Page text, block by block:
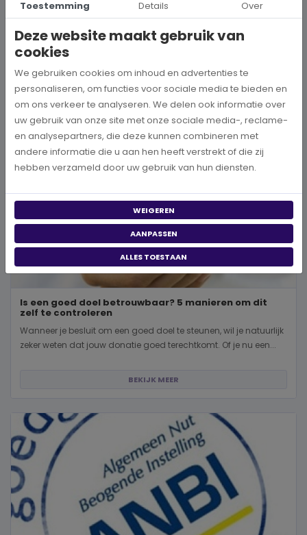
Wanneer je besluit om een steentje bij te dragen aan een betere
wereld, neem je een prachtig besluit. Jouw donatie kan het ve...
Is een goed doel betrouwbaar? 5 manieren om dit
zelf te controleren
Wanneer je besluit om een goed doel te steunen, wil je natuurlijk
zeker weten dat jouw donatie goed terechtkomt. Of je nu een...
BEKIJK MEER
Toestemming Details Over
Deze website maakt gebruik van
cookies
We gebruiken cookies om inhoud en advertenties te
personaliseren, om functies voor sociale media te bieden en
om ons verkeer te analyseren. We delen ook informatie over
uw gebruik van onze site met onze sociale media-, reclame-
en analysepartners, die deze kunnen combineren met
andere informatie die u aan hen heeft verstrekt of die zij
hebben verzameld door uw gebruik van hun diensten.
WEIGEREN
AANPASSEN
ALLES TOESTAAN